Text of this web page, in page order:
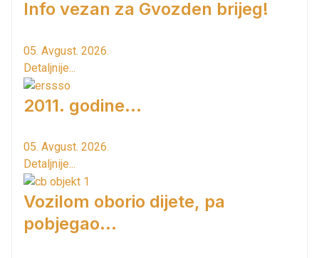
Info vezan za Gvozden brijeg!
05. Avgust. 2026.
Detaljnije...
2011. godine...
05. Avgust. 2026.
Detaljnije...
Vozilom oborio dijete, pa
pobjegao...